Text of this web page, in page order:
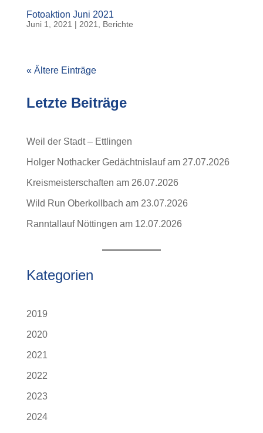
Fotoaktion Juni 2021
Juni 1, 2021 | 2021 Berichte
« Ältere Einträge
Letzte Beiträge
Weil der Stadt – Ettlingen
Holger Nothacker Gedächtnislauf am 27.07.2026
Kreismeisterschaften am 26.07.2026
Wild Run Oberkollbach am 23.07.2026
Ranntallauf Nöttingen am 12.07.2026
Kategorien
2019
2020
2021
2022
2023
2024